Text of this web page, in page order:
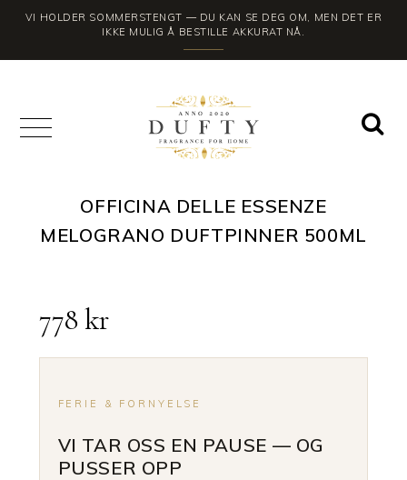
VI HOLDER SOMMERSTENGT — DU KAN SE DEG OM, MEN DET ER
IKKE MULIG Å BESTILLE AKKURAT NÅ.
OFFICINA DELLE ESSENZE
MELOGRANO DUFTPINNER 500ML
778 kr
FERIE & FORNYELSE
VI TAR OSS EN PAUSE — OG
PUSSER OPP